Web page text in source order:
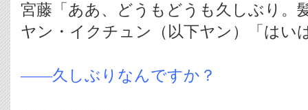
宮藤「ああ、どうもどうも久しぶり。
ヤン・イクチュン（以下ヤン）「はい
――久しぶりなんですか？